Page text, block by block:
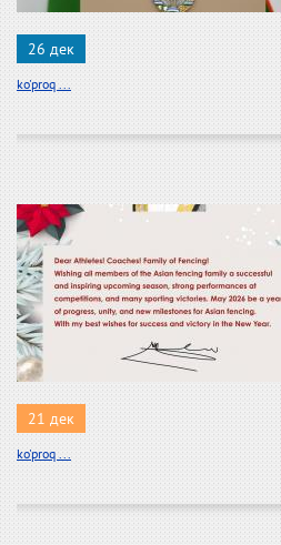
26 дек
ko'proq ...
21 дек
ko'proq ...